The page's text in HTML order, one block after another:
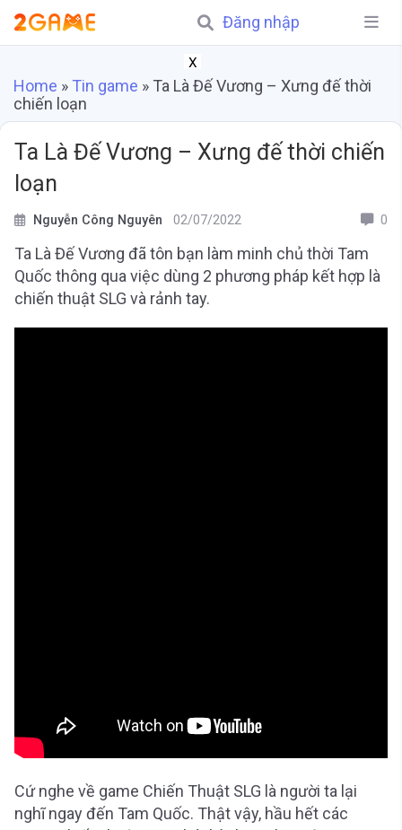
Đăng nhập
X
Home » Tin game » Ta Là Đế Vương – Xưng đế thời
chiến loạn
Ta Là Đế Vương – Xưng đế thời chiến
loạn
Nguyễn Công Nguyên 02/07/2022 0
Ta Là Đế Vương đã tôn bạn làm minh chủ thời Tam
Quốc thông qua việc dùng 2 phương pháp kết hợp là
chiến thuật SLG và rảnh tay.
Cứ nghe về game Chiến Thuật SLG là người ta lại
nghĩ ngay đến Tam Quốc. Thật vậy, hầu hết các